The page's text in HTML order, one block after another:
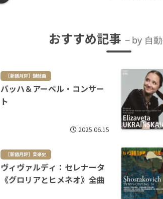
おすすめ記事 by 自
［新譜月評］鍵盤曲
バッハ＆アーベル・コンサー
ト
2025.06.15
［新譜月評］音楽史
ヴィヴァルディ：セレナータ
《グロリアとヒメネオ》全曲